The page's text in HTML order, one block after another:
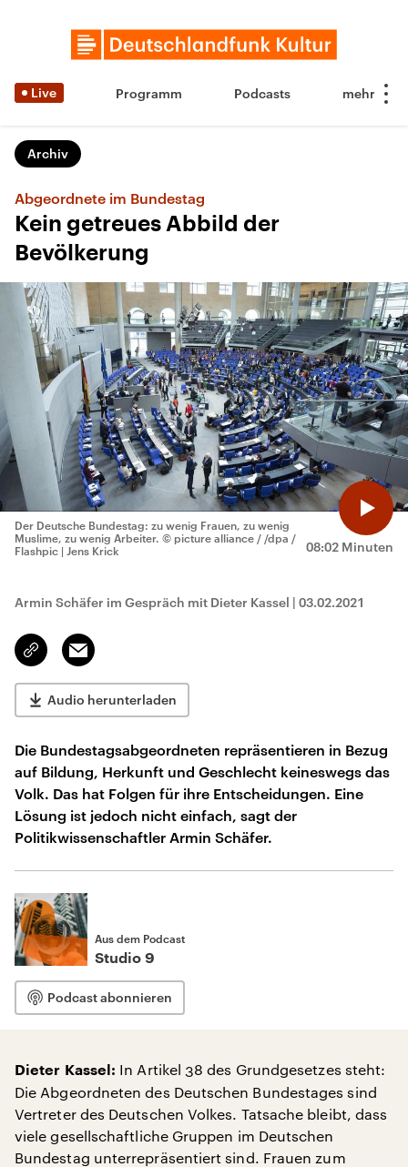
Live Programm Podcasts
Archiv
Abgeordnete im Bundestag
Kein getreues Abbild der
Bevölkerung
08:02 Minuten
Der Deutsche Bundestag: zu wenig Frauen, zu wenig
Muslime, zu wenig Arbeiter. © picture alliance / /dpa /
Flashpic | Jens Krick
Armin Schäfer im Gespräch mit Dieter Kassel | 03.02.2021
Link
kopieren/teilen
Email
Audio herunterladen
Die Bundestagsabgeordneten repräsentieren in Bezug
auf Bildung, Herkunft und Geschlecht keineswegs das
Volk. Das hat Folgen für ihre Entscheidungen. Eine
Lösung ist jedoch nicht einfach, sagt der
Politikwissenschaftler Armin Schäfer.
Aus dem Podcast
Studio 9
Podcast abonnieren
Dieter Kassel: In Artikel 38 des Grundgesetzes steht:
Die Abgeordneten des Deutschen Bundestages sind
Vertreter des Deutschen Volkes. Tatsache bleibt, dass
viele gesellschaftliche Gruppen im Deutschen
Bundestag unterrepräsentiert sind. Frauen zum